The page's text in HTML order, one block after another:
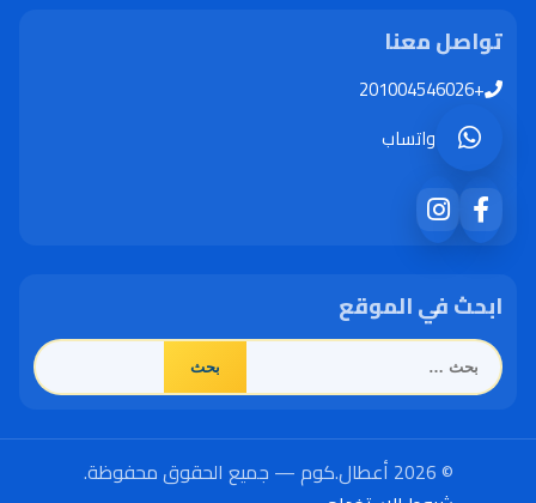
تواصل معنا
+201004546026
واتساب
ابحث في الموقع
البحث
عن:
© 2026 أعطال.كوم — جميع الحقوق محفوظة.